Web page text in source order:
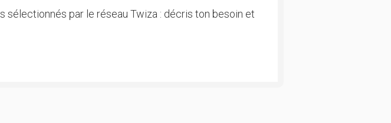
sélectionnés par le réseau Twiza : décris ton besoin et